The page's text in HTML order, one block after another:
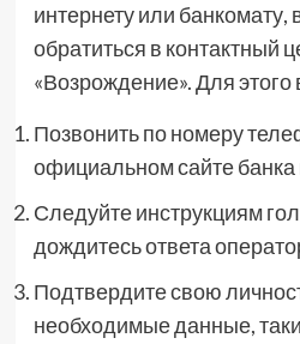
интернету или банкомату,
обратиться в контактный
«Возрождение». Для этого
Позвонить по номеру
официальном сайте банка
Следуйте инструкциям
дождитесь ответа
Подтвердите свою
необходимые данные,